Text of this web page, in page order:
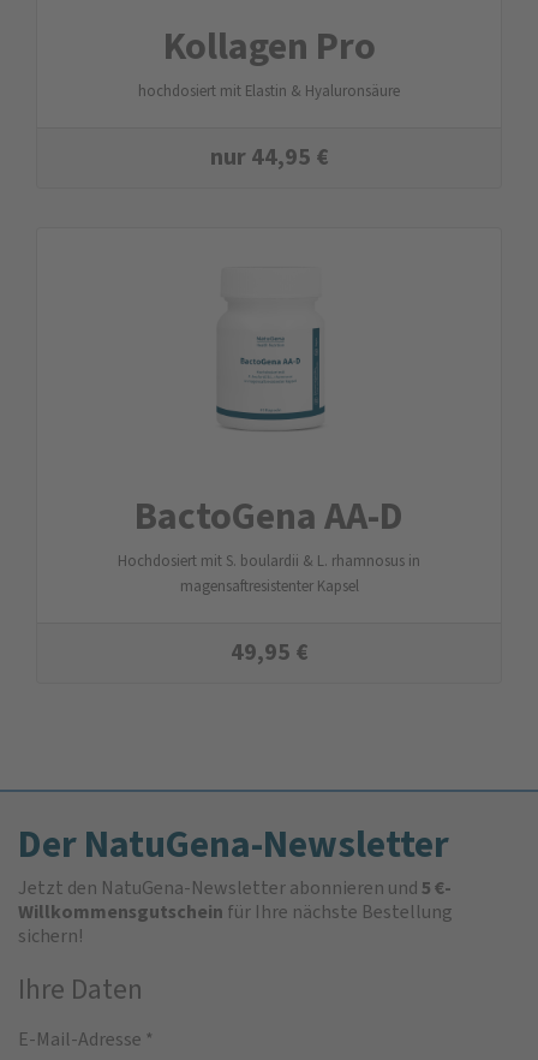
Kollagen Pro
hochdosiert mit Elastin & Hyaluronsäure
nur44,95 €
BactoGena AA-D
Hochdosiert mit S. boulardii & L. rhamnosus in
magensaftresistenter Kapsel
49,95 €
Der NatuGena-Newsletter
Jetzt den NatuGena-Newsletter abonnieren und5 €-
Willkommensgutschein für Ihre nächste Bestellung
sichern!
Ihre Daten
E-Mail-Adresse *